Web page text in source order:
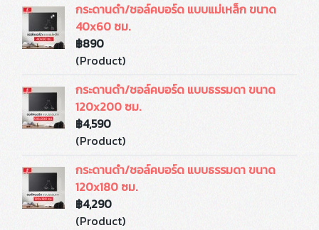
กระดานดำ/ชอล์คบอร์ด แบบแม่เหล็ก ขนาด
40x60 ซม.
฿890
(Product)
กระดานดำ/ชอล์คบอร์ด แบบธรรมดา ขนาด
120x200 ซม.
฿4,590
(Product)
กระดานดำ/ชอล์คบอร์ด แบบธรรมดา ขนาด
120x180 ซม.
฿4,290
(Product)